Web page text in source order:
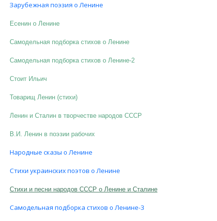
Зарубежная поэзия о Ленине
Есенин о Ленине
Самодельная подборка стихов о Ленине
Самодельная подборка стихов о Ленине-2
Стоит Ильич
Товарищ Ленин (стихи)
Ленин и Сталин в творчестве народов СССР
В.И. Ленин в поэзии рабочих
Народные сказы о Ленине
Стихи украинских поэтов о Ленине
Стихи и песни народов СССР о Ленине и Сталине
Самодельная подборка стихов о Ленине-3